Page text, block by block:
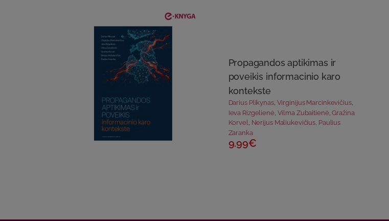
Propagandos aptikimas ir
poveikis informacinio karo
kontekste
Darius Plikynas, Virginijus Marcinkevičius,
Ieva Rizgelienė Vilma Zubaitienė ,Gražina
Korvel, Nerijus Maliukevičius, Paulius
Zaranka
9.99€